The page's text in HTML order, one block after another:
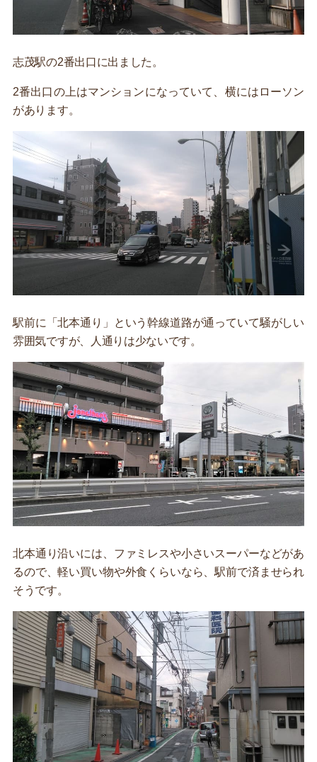
志茂駅の2番出口に出ました。
2番出口の上はマンションになっていて、横にはローソン
があります。
駅前に「北本通り」という幹線道路が通っていて騒がしい
雰囲気ですが、人通りは少ないです。
北本通り沿いには、ファミレスや小さいスーパーなどがあ
るので、軽い買い物や外食くらいなら、駅前で済ませられ
そうです。